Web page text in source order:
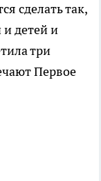
сделать так,
и детей и
три
Первое